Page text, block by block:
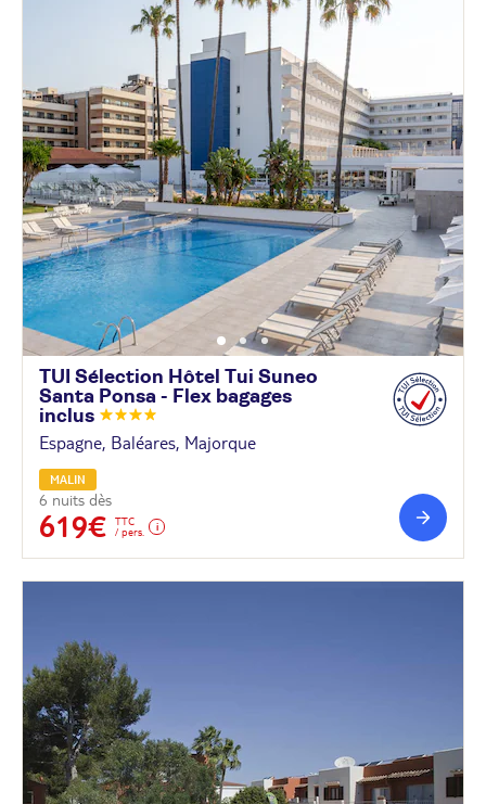
TUI Sélection Hôtel Tui Suneo
Santa Ponsa - Flex bagages
inclus
Espagne, Baléares, Majorque
MALIN
6 nuits dès
619€
TTC
/ pers.